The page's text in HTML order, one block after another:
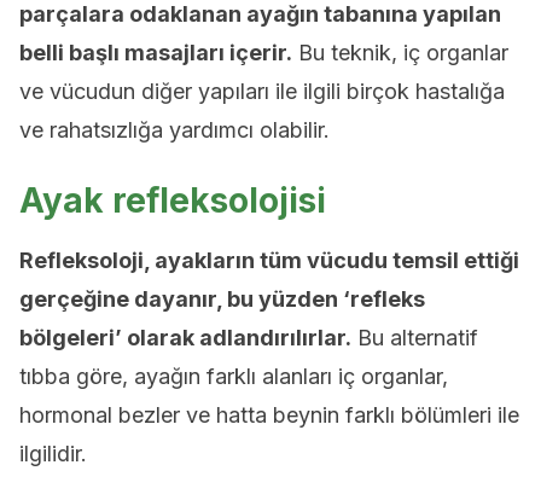
parçalara odaklanan ayağın tabanına yapılan
belli başlı masajları içerir. Bu teknik, iç organlar
ve vücudun diğer yapıları ile ilgili birçok hastalığa
ve rahatsızlığa yardımcı olabilir.
Ayak refleksolojisi
Refleksoloji, ayakların tüm vücudu temsil ettiği
gerçeğine dayanır, bu yüzden ‘refleks
bölgeleri’ olarak adlandırılırlar. Bu alternatif
tıbba göre, ayağın farklı alanları iç organlar,
hormonal bezler ve hatta beynin farklı bölümleri ile
ilgilidir.